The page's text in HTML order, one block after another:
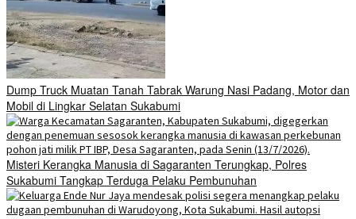
Dump Truck Muatan Tanah Tabrak Warung Nasi Padang, Motor dan
Mobil di Lingkar Selatan Sukabumi
Misteri Kerangka Manusia di Sagaranten Terungkap, Polres
Sukabumi Tangkap Terduga Pelaku Pembunuhan